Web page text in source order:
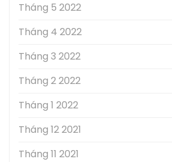
Tháng 5 2022
Tháng 4 2022
Tháng 3 2022
Tháng 2 2022
Tháng 1 2022
Tháng 12 2021
Tháng 11 2021